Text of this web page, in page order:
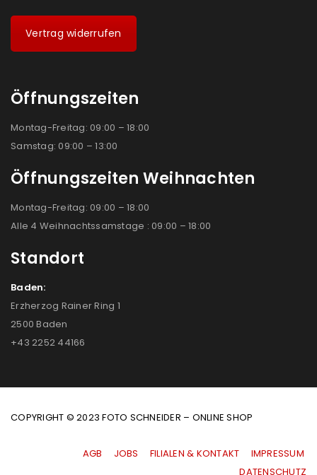
Vertrag widerrufen
Öffnungszeiten
Montag-Freitag: 09:00 – 18:00
Samstag: 09:00 – 13:00
Öffnungszeiten Weihnachten
Montag-Freitag: 09:00 – 18:00
Alle 4 Weihnachtssamstage : 09:00 – 18:00
Standort
Baden:
Erzherzog Rainer Ring 1
2500 Baden
+43 2252 44166
COPYRIGHT © 2023 FOTO SCHNEIDER – ONLINE SHOP
AGB JOBS FILIALEN & KONTAKT
IMPRESSUM
|DATENSCHUTZ